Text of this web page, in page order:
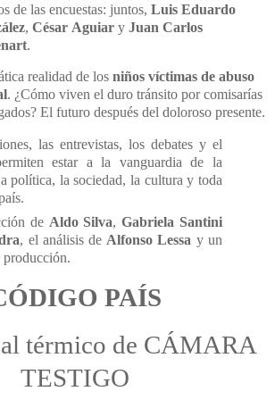
de las encuestas: juntos, Luis Eduardo
, César Aguiar y Juan Carlos
.
realidad de los niños víctimas de abuso
. ¿Cómo viven el duro tránsito por comisarías
El futuro después del doloroso presente.
las entrevistas, los debates y el
estar a la vanguardia de la
política, la sociedad, la cultura y toda
de Aldo Silva,Gabriela Santini
, el análisis de Alfonso Lessa y un
producción.
PAÍS
térmico de CÁMARA
TESTIGO